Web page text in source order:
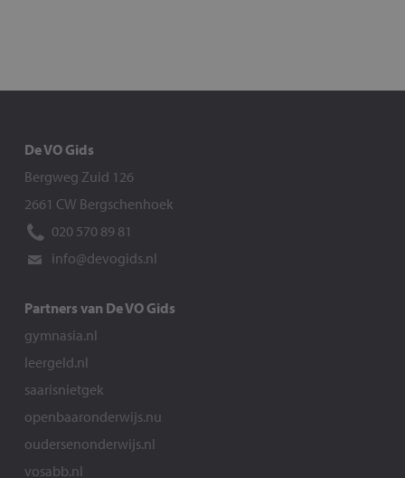
De VO Gids
Bergweg Zuid 126
2661 CW Bergschenhoek
020 570 89 81
info@devogids.nl
Partners van De VO Gids
gymnasia.nl
leergeld.nl
saarisnietgek
openbaaronderwijs.nu
oudersenonderwijs.nl
vosabb.nl